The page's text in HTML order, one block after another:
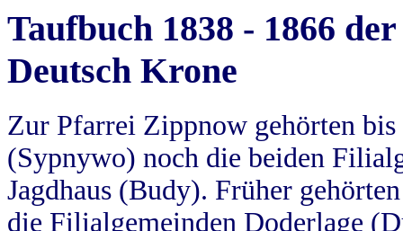
Taufbuch 1838 - 1866
Deutsch Krone
Zur Pfarrei Zippnow gehörten
(Sypnywo) noch die beiden
Jagdhaus (Budy). Früher
die Filialgemeinden Doderlage